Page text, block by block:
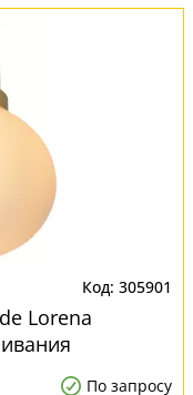
305901
Lorena
По запросу